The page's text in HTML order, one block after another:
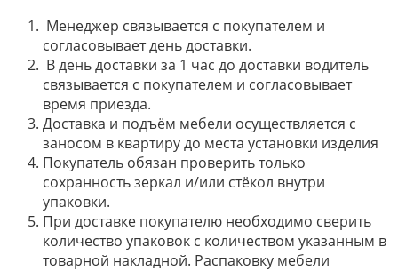
Менеджер связывается с покупателем и
согласовывает день доставки.
В день доставки за 1 час до доставки водитель
связывается с покупателем и согласовывает
время приезда.
Доставка и подъём мебели осуществляется с
заносом в квартиру до места установки изделия
Покупатель обязан проверить только
сохранность зеркал и/или стёкол внутри
упаковки.
При доставке покупателю необходимо сверить
количество упаковок с количеством указанным в
товарной накладной. Распаковку мебели